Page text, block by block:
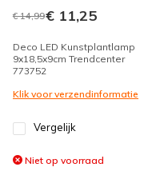
€ 14,99€ 11,25
Deco LED Kunstplantlamp
9x18,5x9cm Trendcenter
773752
Klik voor verzendinformatie
Vergelijk
Niet op voorraad